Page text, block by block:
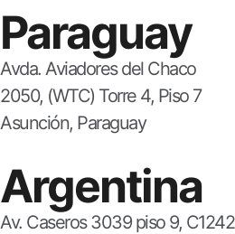
Paraguay
Avda. Aviadores del Chaco
2050, (WTC) Torre 4, Piso 7
Asunción, Paraguay
Argentina
Av. Caseros 3039 piso 9, C1242